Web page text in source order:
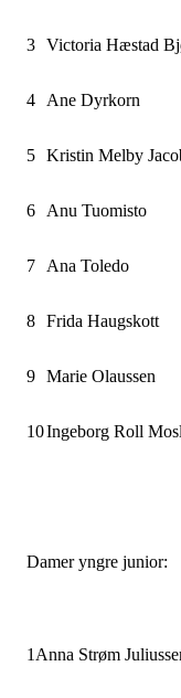
3 Victoria Hæstad
4 Ane Dyrkorn
5 Kristin Melby
6 Anu Tuomisto
7 Ana Toledo
8 Frida Haugskott
9 Marie Olaussen
10Ingeborg Roll
Damer yngre junior:
1 Anna Strøm